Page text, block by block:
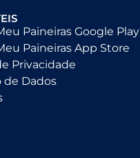
Paineiras Google Play
Paineiras App Store
Privacidade
de Dados